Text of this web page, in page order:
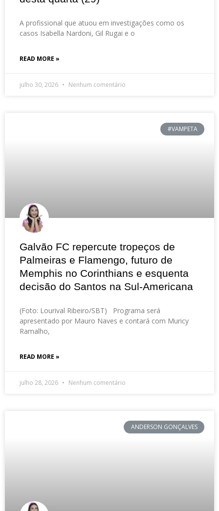
A profissional que atuou em investigações como os
casos Isabella Nardoni, Gil Rugai e o
READ MORE »
julho 30, 2026 Nenhum comentário
#VAMPETA
Galvão FC repercute tropeços de
Palmeiras e Flamengo, futuro de
Memphis no Corinthians e esquenta
decisão do Santos na Sul-Americana
(Foto: Lourival Ribeiro/SBT) Programa será
apresentado por Mauro Naves e contará com Muricy
Ramalho,
READ MORE »
julho 28, 2026 Nenhum comentário
ANDERSON GONÇALVES